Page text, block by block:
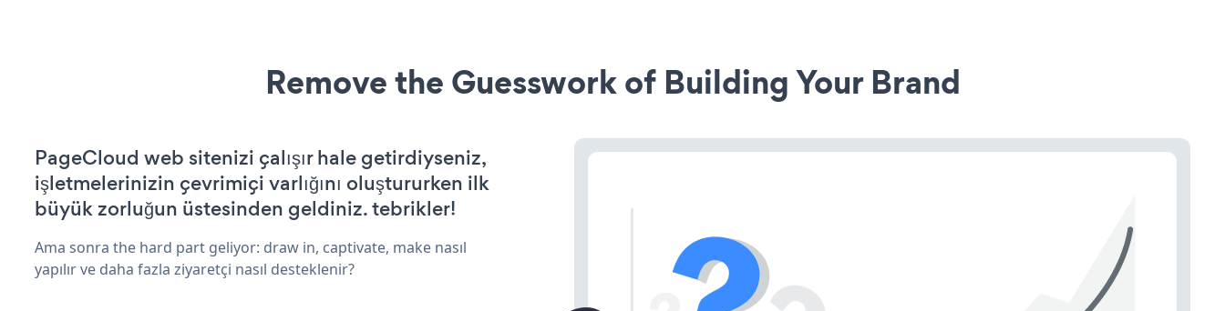
Remove the Guesswork of Building Your Brand
PageCloud web sitenizi çalışır hale getirdiyseniz,
işletmelerinizin çevrimiçi varlığını oluştururken ilk
büyük zorluğun üstesinden geldiniz. tebrikler!
Ama sonra the hard part geliyor: draw in, captivate, make nasıl
yapılır ve daha fazla ziyaretçi nasıl desteklenir?